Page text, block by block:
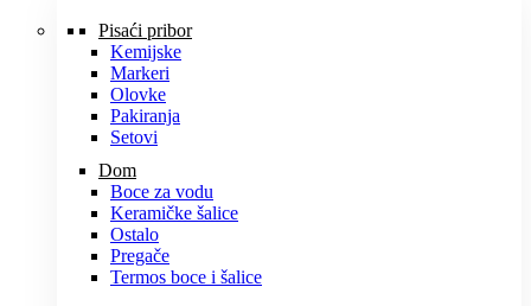
Pisaći pribor
Kemijske
Markeri
Olovke
Pakiranja
Setovi
Dom
Boce za vodu
Keramičke šalice
Ostalo
Pregače
Termos boce i šalice